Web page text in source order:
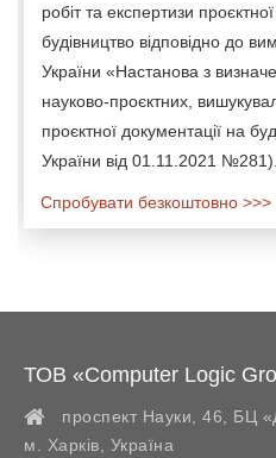
робіт та експертизи
будівництво відповідно до
України «Настанова з
науково-проєктних,
проєктної документації на
України від 01.11.2021 №281).
Спробувати безкоштовно >>>
ТОВ «Computer Logic
проспект Науки, 46, БЦ
м. Харків
Україна